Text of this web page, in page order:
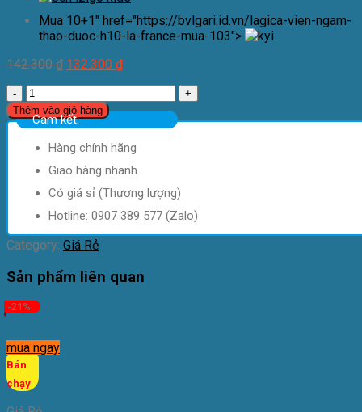
Mua 10+1" href="https://bvlgari.id.vn/lagica-vien-ngam-
thao-duoc-h10-la-france-mua-103">
142.300₫ 132.300 ₫
Progestad
VT
100
100mg
(H21)
Mua
quantity
Thêm vào giỏ hàng
Cam kết:
Hàng chính hãng
Giao hàng nhanh
Có giá sỉ (Thương lượng)
Hotline: 0907 389 577 (Zalo)
Category: Giá Rẻ
Sản phẩm liên quan
-21%
mua ngay
Bán
chạy